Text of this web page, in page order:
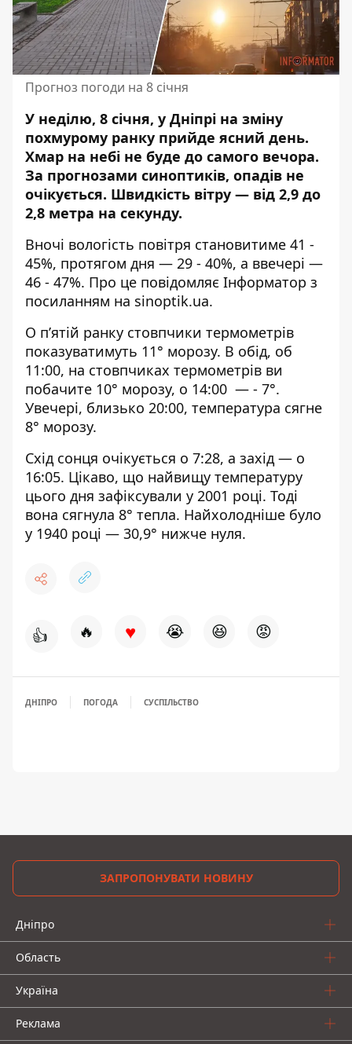
Прогноз погоди на 8 січня
У неділю, 8 січня, у Дніпрі на зміну
похмурому ранку прийде ясний день.
Хмар на небі не буде до самого вечора.
За прогнозами синоптиків, опадів не
очікується. Швидкість вітру — від 2,9 до
2,8 метра на секунду.
Вночі вологість повітря становитиме 41 -
45%, протягом дня — 29 - 40%, а ввечері —
46 - 47%. Про це повідомляє Інформатор з
посиланням на sinoptik.ua.
О п’ятій ранку стовпчики термометрів
показуватимуть 11° морозу. В обід, об
11:00, на стовпчиках термометрів ви
побачите 10° морозу, о 14:00 — - 7°.
Увечері, близько 20:00, температура сягне
8° морозу.
Схід сонця очікується о 7:28, а захід — о
16:05. Цікаво, що найвищу температуру
цього дня зафіксували у 2001 році. Тоді
вона сягнула 8° тепла. Найхолодніше було
у 1940 році — 30,9° нижче нуля.
👍 🔥 ♥ 😭 😆 😡
ДНІПРО ПОГОДА СУСПІЛЬСТВО
ЗАПРОПОНУВАТИ НОВИНУ
Дніпро
Область
Україна
Реклама